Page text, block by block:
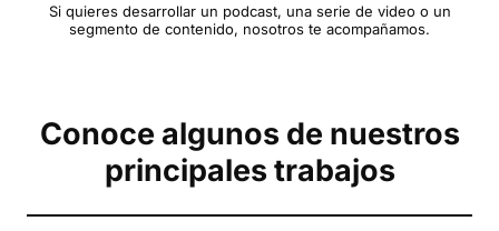
Si quieres desarrollar un podcast, una serie de video o un
segmento de contenido, nosotros te acompañamos.
Conoce algunos de nuestros
principales trabajos